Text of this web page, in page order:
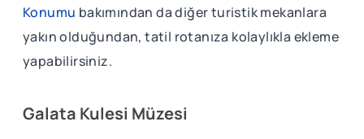
Konumu bakımından da diğer turistik mekanlara
yakın olduğundan, tatil rotanıza kolaylıkla ekleme
yapabilirsiniz.
Galata Kulesi Müzesi